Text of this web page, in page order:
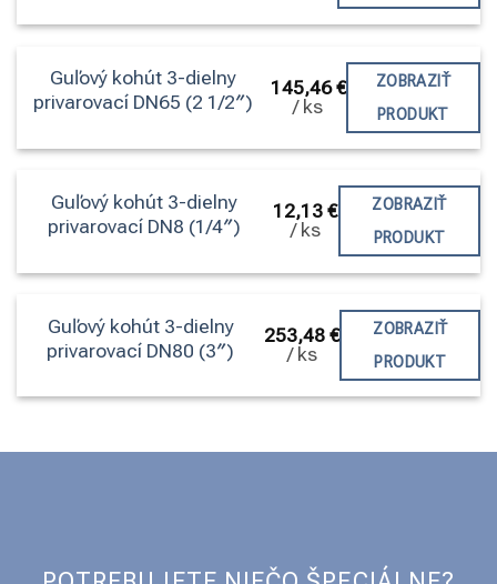
Guľový kohút 3-dielny
privarovací DN65 (2 1/2″)
145,46€
/ ks
ZOBRAZIŤ
PRODUKT
Guľový kohút 3-dielny
privarovací DN8 (1/4″)
12,13€
/ ks
ZOBRAZIŤ
PRODUKT
Guľový kohút 3-dielny
privarovací DN80 (3″)
253,48€
/ ks
ZOBRAZIŤ
PRODUKT